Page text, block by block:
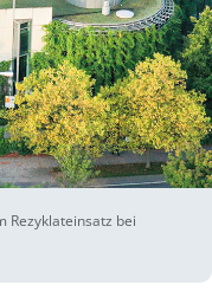
Rezyklateinsatz bei